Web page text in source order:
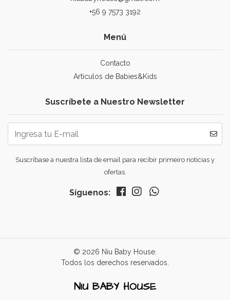
+56 9 7573 3192
Menú
Contacto
Artículos de Babies&Kids
Suscríbete a Nuestro Newsletter
Suscríbase a nuestra lista de email para recibir primeiro noticias y
ofertas.
Síguenos:
© 2026 Niu Baby House.
Todos los derechos reservados.
NIU BABY HOUSE